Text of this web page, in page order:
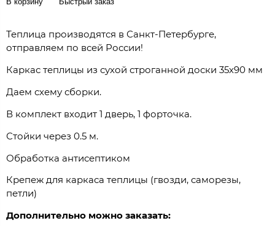
Теплица производятся в Санкт-Петербурге,
отправляем по всей России!
Каркас теплицы из сухой строганной доски 35х90 мм
Даем схему сборки.
В комплект входит 1 дверь, 1 форточка.
Стойки через 0.5 м.
Обработка антисептиком
Крепеж для каркаса теплицы (гвозди, саморезы,
петли)
Дополнительно можно заказать: